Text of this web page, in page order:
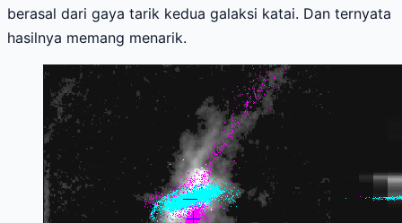
berasal dari gaya tarik kedua galaksi katai. Dan ternyata
hasilnya memang menarik.